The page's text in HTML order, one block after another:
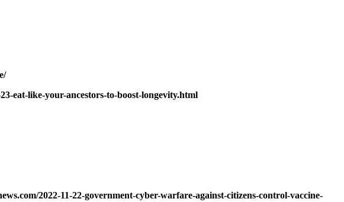
eat-like-your-ancestors-to-boost-longevity.html
2022-11-22-government-cyber-warfare-against-citizens-control-vaccine-